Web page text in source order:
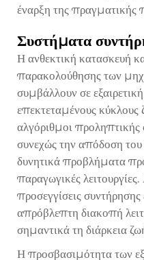
έναρξη της πραγματικής
Συστήματα
Η ανθεκτική κατασκευή
παρακολούθησης των
συμβάλλουν σε
επεκτεταμένους κύκλους
αλγόριθμοι
συνεχώς την απόδοση
δυνητικά προβλήματα
παραγωγικές
προσεγγίσεις
απρόβλεπτη διακοπή
σημαντικά τη διάρκεια
Η προσβασιμότητα των